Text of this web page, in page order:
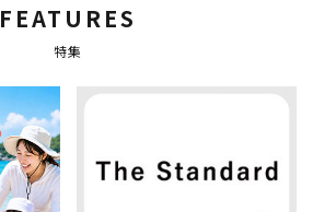
FEATURES
特集